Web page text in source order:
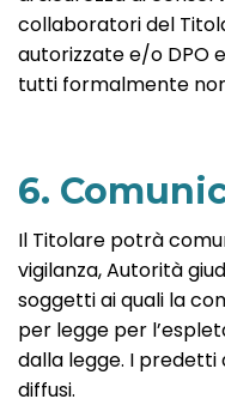
collaboratori del
autorizzate e/o DPO
tutti formalmente
6.
Il Titolare potrà
vigilanza, Autorità
soggetti ai quali la
per legge per
dalla legge. I
diffusi.